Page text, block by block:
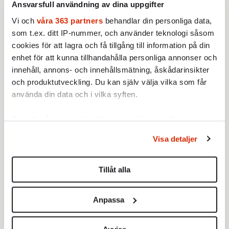
Ansvarsfull användning av dina uppgifter
Vi och våra 363 partners behandlar din personliga data,
som t.ex. ditt IP-nummer, och använder teknologi såsom
cookies för att lagra och få tillgång till information på din
enhet för att kunna tillhandahålla personliga annonser och
innehåll, annons- och innehållsmätning, åskådarinsikter
och produktutveckling. Du kan själv välja vilka som får
använda din data och i vilka syften.
Ta reda på mer om hur dina personliga uppgifter
Du kan ändra eller dra tillbaka ditt samtycke när som
helst från cookie-förklaringen.
Vi använder enhetsidentifierare för att anpassa innehållet
för sociala medier och analysera vår trafik. Vi
vidarebefordrar även sådana identifierare och annan
Visa detaljer
Tillåt alla
Anpassa
14 juni, 84 år gammal.
Av: Staffan Heimerson •
MINNESORD
Hans Chrunak sa som det var
Idrottsledaren dog den 6 juni, 77
år gammal.
Av: Staffan Heimerson
KULTUR MINNESORD
MINNESORD
En officer och gentleman i
världens konfliktzoner
Översten Bo Pellnäs dog den 20
maj, 86 år gammal.
Av: Staffan Heimerson•